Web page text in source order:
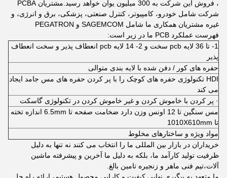
، فروش این شرکت به 300 میلیون یوآن خواهد رسید.مشتریان PCBA
شرکت شامل خودرو، کامپیوتر، کنترل صنعتی، پزشکی، برق و انرژی، و
غیره مشتریان همکاری ما شامل SAGEMCOM و PEGATRON
فهرست عملکرد PCB ما در زیر است:
1- تا 36 لایه pcb سخت و 2- 14 لایه pcb انعطاف پذیر و سخت انعطاف
پذیر
حفره های کور / دفن شده با لایه بندی متوالی
HDI تکنولوژی حفره های کوچک را با پر کردن حفره های مس جامد ایجاد
می کند
· پر کردن با خاموش کردن و غیر خاموش کردن در تکنولوژی گاسکت
مس سنگین تا 12 اونس وزن دارد ضخامت صفحه تا 6.5mm اندازه تخته
تا 1010X610mm
مواد ویژه و ساختارهای مخلوط
خریداران در بازار بین المللی ما را انتخاب می کنند نه تنها به دلیل
ظرفیت تولید کارآمد ما، بلکه به دلیل ما آخرین و پیشرفته ماشین
آلات،تیم فنی ماهر و زنجیره تامین بالغ.
ما متعهد به پیگیری نهایی کیفیت و کارایی محصول هستیم، ارائه راه حل